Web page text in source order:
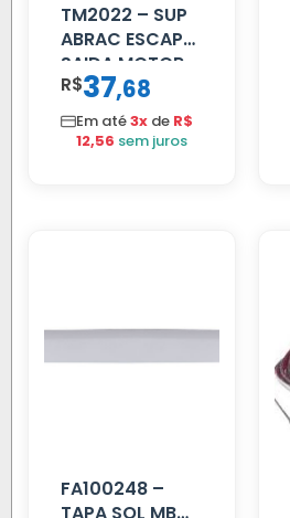
TM2022 – SUP
ABRAC ESCAP
SAIDA MOTOR
VW TITAN
R$37,68
Em até3x de R$
12,56 sem juros
FA100248 –
TAPA SOL MB